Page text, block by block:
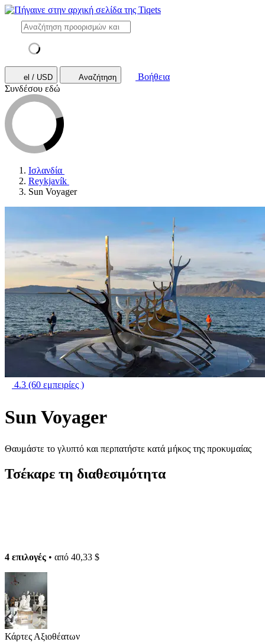
el / USD Αναζήτηση
Βοήθεια
Συνδέσου εδώ
Ισλανδία
Reykjavík
Sun Voyager
4.3 (60 εμπειρίες )
Sun Voyager
Θαυμάστε το γλυπτό και περπατήστε κατά μήκος της προκυμαίας
Τσέκαρε τη διαθεσιμότητα
4 επιλογές • από 40,33 $
Κάρτες Αξιοθέατων